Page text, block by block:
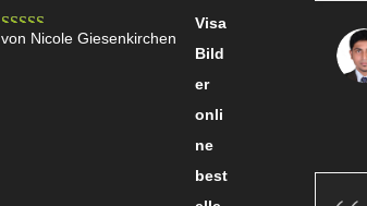
Bewertet mit
von Nicole Giesenkirchen